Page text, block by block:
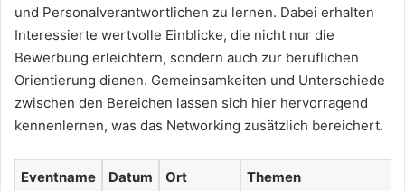
und Personalverantwortlichen zu lernen. Dabei erhalten
Interessierte wertvolle Einblicke, die nicht nur die
Bewerbung erleichtern, sondern auch zur beruflichen
Orientierung dienen. Gemeinsamkeiten und Unterschiede
zwischen den Bereichen lassen sich hier hervorragend
kennenlernen, was das Networking zusätzlich bereichert.
Eventname Datum Ort Themen